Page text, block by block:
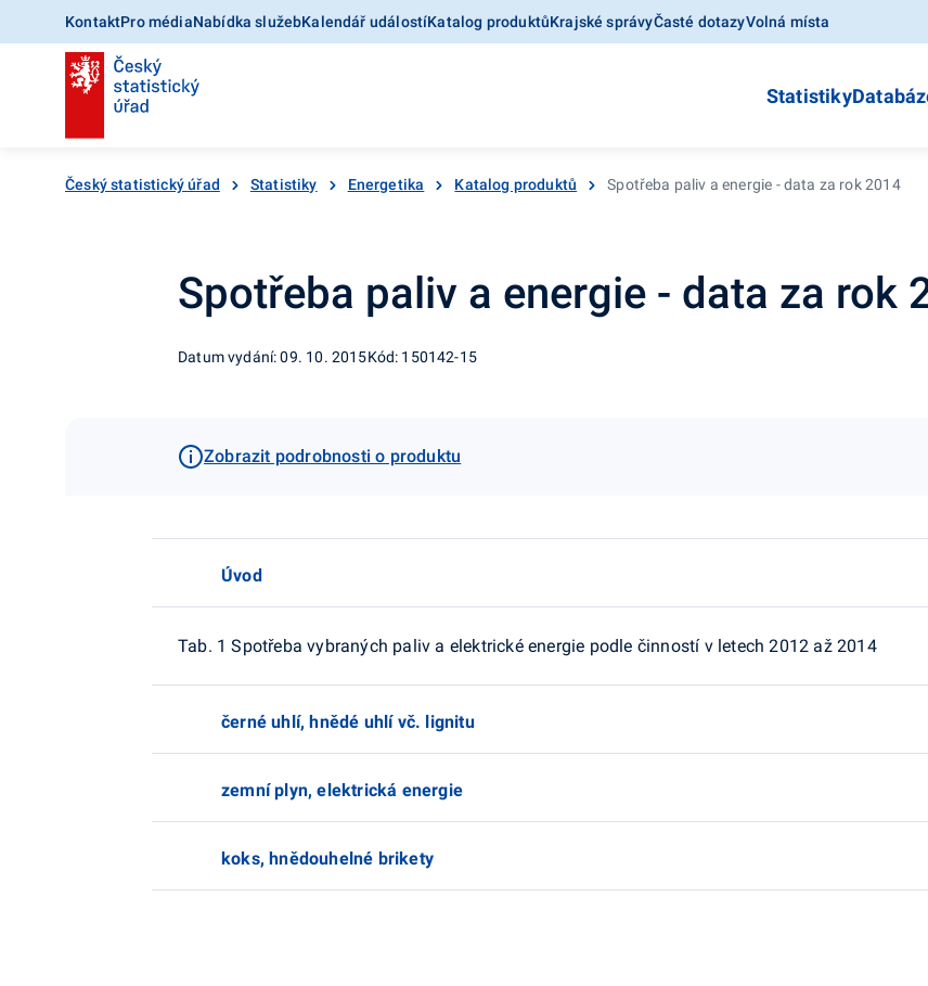
KontaktPro médiaNabídka služebKalendář událostíKatalog produktůKrajské správyČasté dotazyVolná místa
Statistiky
Český statistický úřad Statistiky Energetika Katalog produktů Spotřeba paliv a energie - data za rok 2014
Spotřeba paliv a energie - data za rok
Datum vydání: 09. 10. 2015Kód: 150142-15
Zobrazit podrobnosti o produktu
Úvod
Tab. 1 Spotřeba vybraných paliv a elektrické energie podle činností v letech 2012 až 2014
černé uhlí, hnědé uhlí vč. lignitu
zemní plyn, elektrická energie
koks, hnědouhelné brikety